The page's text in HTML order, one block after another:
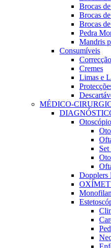
Brocas
Brocas
Brocas
Pedra
Mandris
Consumíveis
Cremes
Limas e
MÉDICO-
Dopplers